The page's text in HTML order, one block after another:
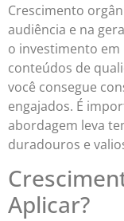
Crescimento
audiência e na
o investimento
conteúdos de
você consegue
engajados. É
abordagem leva
duradouros e
Aplicar?